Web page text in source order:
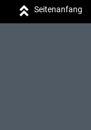
Seitenanfang